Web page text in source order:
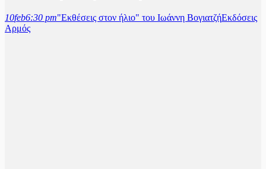
10feb6:30 pm"Εκθέσεις στον ήλιο" του Ιωάννη ΒογιατζήΕκδόσεις
Αρμός